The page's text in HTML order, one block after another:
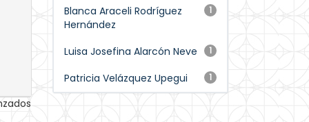
1
Blanca Araceli Rodríguez
Hernández
1
Luisa Josefina Alarcón Neve
1
Patricia Velázquez Upegui